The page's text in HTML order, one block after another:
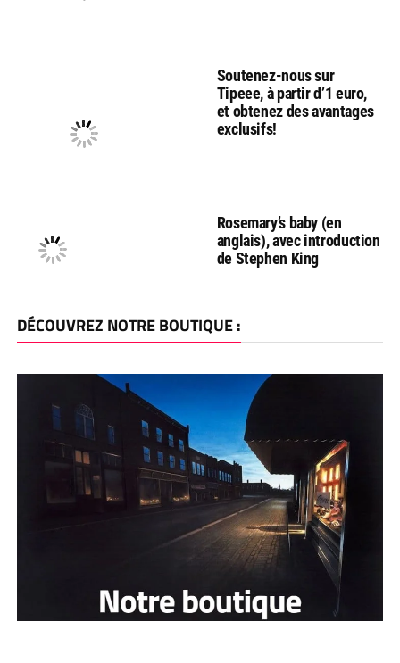
Soutenez-nous sur
Tipeee, à partir d’1 euro,
et obtenez des avantages
exclusifs!
Rosemary’s baby (en
anglais), avec introduction
de Stephen King
DÉCOUVREZ NOTRE BOUTIQUE :